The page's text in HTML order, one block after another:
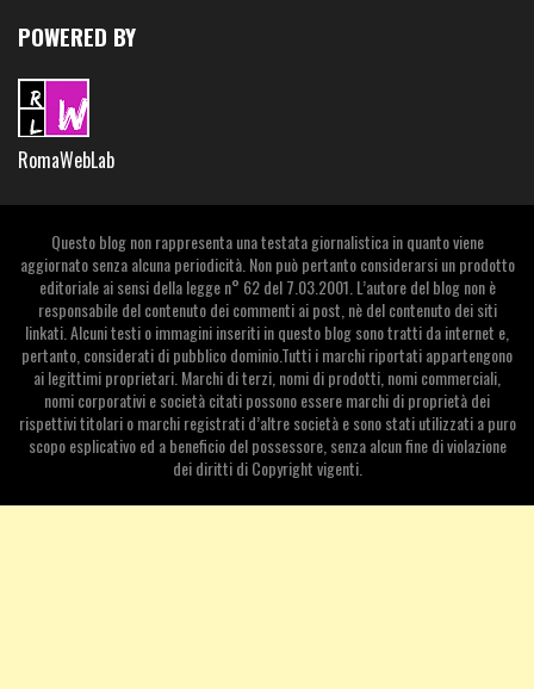
POWERED BY
RomaWebLab
Questo blog non rappresenta una testata giornalistica in quanto viene
aggiornato senza alcuna periodicità. Non può pertanto considerarsi un prodotto
editoriale ai sensi della legge n° 62 del 7.03.2001. L’autore del blog non è
responsabile del contenuto dei commenti ai post, nè del contenuto dei siti
linkati. Alcuni testi o immagini inseriti in questo blog sono tratti da internet e,
pertanto, considerati di pubblico dominio.Tutti i marchi riportati appartengono
ai legittimi proprietari. Marchi di terzi, nomi di prodotti, nomi commerciali,
nomi corporativi e società citati possono essere marchi di proprietà dei
rispettivi titolari o marchi registrati d’altre società e sono stati utilizzati a puro
scopo esplicativo ed a beneficio del possessore, senza alcun fine di violazione
dei diritti di Copyright vigenti.